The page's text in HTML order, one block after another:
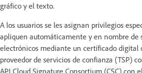
gráfico y el texto.
A los usuarios se les asignan privilegios
apliquen automáticamente y en nombre de
electrónicos mediante un certificado digital
proveedor de servicios de confianza (TSP)